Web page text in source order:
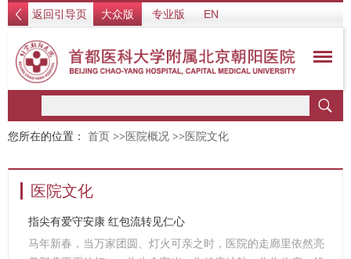
返回引导页 大众版 专业版 EN
您所在的位置： 首页 >> 医院概况 >> 医院文化
医院文化
指尖有爱守安康 红包流转见仁心
马年新春，当万家团圆、灯火可亲之时，医院的走廊里依然亮